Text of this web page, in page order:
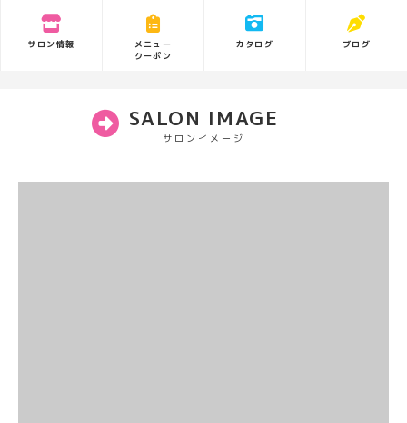
サロン情報
メニュー
クーポン
カタログ ブログ
SALON IMAGE
サロンイメージ